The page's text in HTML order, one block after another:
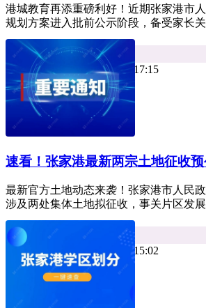
港城教育再添重磅利好！近期张家港市
规划方案进入批前公示阶段，备受家长
平台资讯
小牛看房 2026年07月14日 17:15
热度 25
速看！张家港最新两宗土地征收
最新官方土地动态来袭！张家港市人民
涉及两处集体土地拟征收，事关片区发
平台资讯
小牛看房 2026年07月10日 15:02
热度 8